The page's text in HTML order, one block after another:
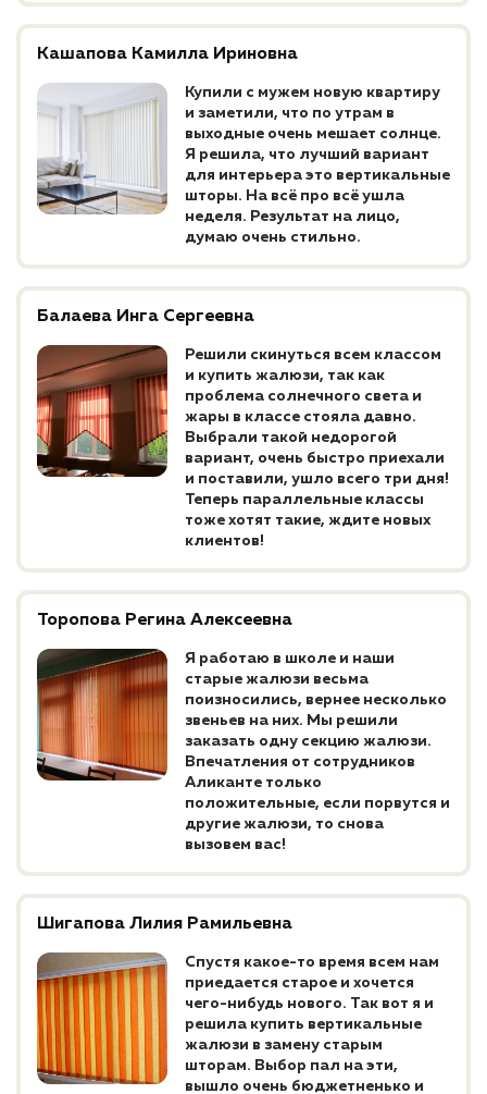
Кашапова Камилла Ириновна
Купили с мужем новую квартиру
и заметили, что по утрам в
выходные очень мешает солнце.
Я решила, что лучший вариант
для интерьера это вертикальные
шторы. На всё про всё ушла
неделя. Результат на лицо,
думаю очень стильно.
Балаева Инга Сергеевна
Решили скинуться всем классом
и купить жалюзи, так как
проблема солнечного света и
жары в классе стояла давно.
Выбрали такой недорогой
вариант, очень быстро приехали
и поставили, ушло всего три дня!
Теперь параллельные классы
тоже хотят такие, ждите новых
клиентов!
Торопова Регина Алексеевна
Я работаю в школе и наши
старые жалюзи весьма
поизносились, вернее несколько
звеньев на них. Мы решили
заказать одну секцию жалюзи.
Впечатления от сотрудников
Аликанте только
положительные, если порвутся и
другие жалюзи, то снова
вызовем вас!
Шигапова Лилия Рамильевна
Спустя какое-то время всем нам
приедается старое и хочется
чего-нибудь нового. Так вот я и
решила купить вертикальные
жалюзи в замену старым
шторам. Выбор пал на эти,
вышло очень бюджетненько и